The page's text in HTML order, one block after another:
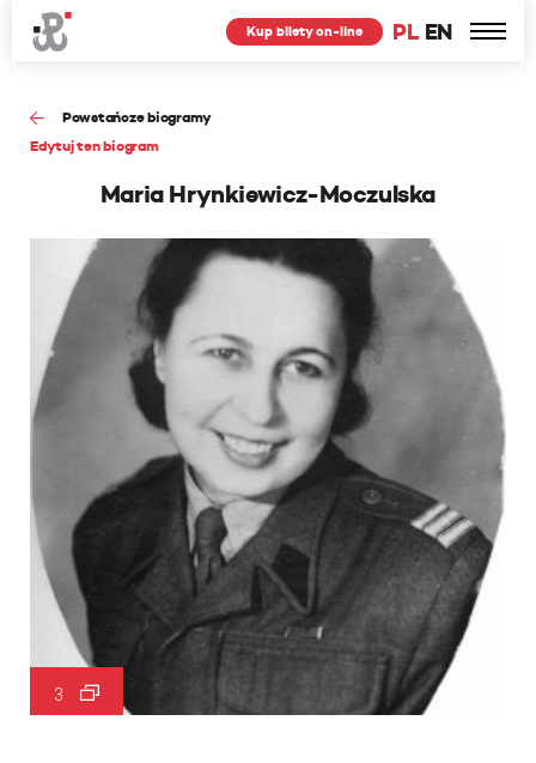
PL EN
Kup bilety on-line
Powstańcze biogramy
Edytuj ten biogram
Maria Hrynkiewicz-Moczulska
3